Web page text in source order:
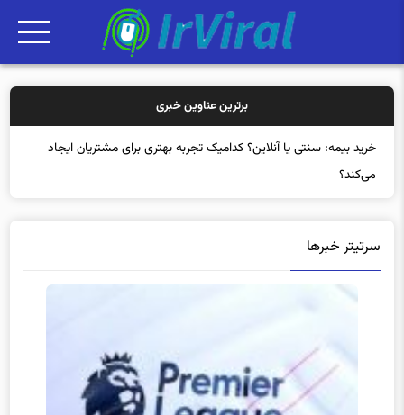
برترین عناوین خبری
خرید بیمه: سنتی یا آنلاین؟ کدامیک تجربه بهتری برای مشتریان ایجاد
می‌کند؟
سرتیتر خبرها